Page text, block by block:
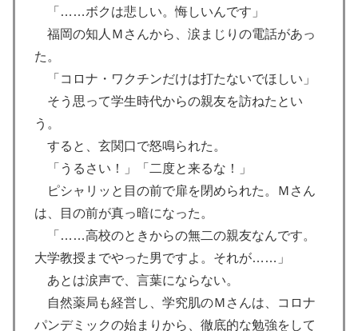
「……ボクは悲しい。悔しいんです」
福岡の知人Ｍさんから、涙まじりの電話があっ
た。
「コロナ・ワクチンだけは打たないでほしい」
そう思って学生時代からの親友を訪ねたとい
う。
すると、玄関口で怒鳴られた。
「うるさい！」「二度と来るな！」
ピシャリッと目の前で扉を閉められた。Ｍさん
は、目の前が真っ暗になった。
「……高校のときからの無二の親友なんです。
大学教授までやった男ですよ。それが……」
あとは涙声で、言葉にならない。
自然薬局も経営し、学究肌のＭさんは、コロナ
パンデミックの始まりから、徹底的な勉強をして